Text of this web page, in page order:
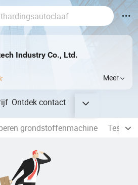
Industry Co., Ltd.
Meer
Ontdekcontact
grondstoffenmachine